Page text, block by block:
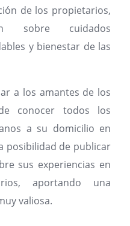
de los propietarios,
sobre cuidados
y bienestar de las
a los amantes de los
conocer todos los
a su domicilio en
posibilidad de publicar
sus experiencias en
aportando una
valiosa.